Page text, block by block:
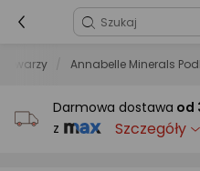
twarzy Annabelle Minerals
Darmowa dostawa od
z
Szczegóły